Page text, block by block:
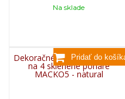
Na sklade
Dekoračné papierové balenie
na 4 sklenené poháre
MACKO5 - natural